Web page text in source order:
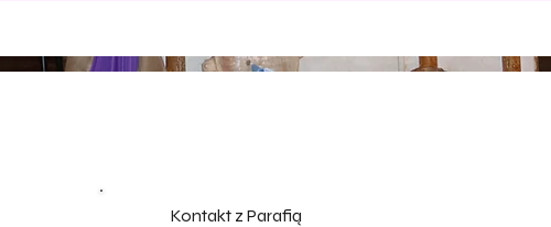
Kontakt z Parafią